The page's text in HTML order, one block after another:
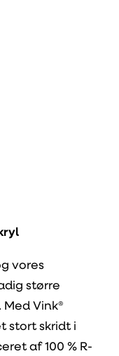
vores
større
Vink®
stort skridt i
af 100 % R-